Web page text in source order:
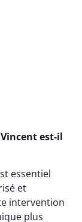
est-il
essentiel
et
intervention
plus